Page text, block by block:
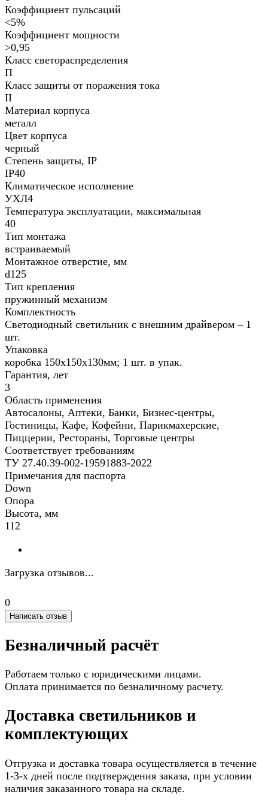
Коэффициент пульсаций
<5%
Коэффициент мощности
>0,95
Класс светораспределения
П
Класс защиты от поражения тока
II
Материал корпуса
металл
Цвет корпуса
черный
Степень защиты, IP
IP40
Климатическое исполнение
УХЛ4
Температура эксплуатации, максимальная
40
Тип монтажа
встраиваемый
Монтажное отверстие, мм
d125
Тип крепления
пружинный механизм
Комплектность
Светодиодный светильник с внешним драйвером – 1
шт.
Упаковка
коробка 150х150х130мм; 1 шт. в упак.
Гарантия, лет
3
Область применения
Автосалоны, Аптеки, Банки, Бизнес-центры,
Гостиницы, Кафе, Кофейни, Парикмахерские,
Пиццерии, Рестораны, Торговые центры
Соответствует требованиям
ТУ 27.40.39-002-19591883-2022
Примечания для паспорта
Down
Опора
Высота, мм
112
Загрузка отзывов...
0
Написать отзыв
Безналичный расчёт
Работаем только с юридическими лицами.
Оплата принимается по безналичному расчету.
Доставка светильников и
комплектующих
Отгрузка и доставка товара осуществляется в течение
1-3-х дней после подтверждения заказа, при условии
наличия заказанного товара на складе.